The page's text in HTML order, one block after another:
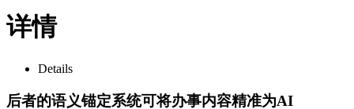
详情
Details
后者的语义锚定系统可将办事内容精准为AI